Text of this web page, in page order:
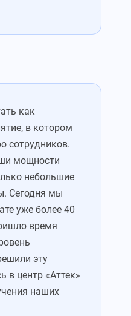
как
в котором
сотрудников.
мощности
небольшие
Сегодня мы
уже более 40
время
эту
в центр «Аттек»
наших